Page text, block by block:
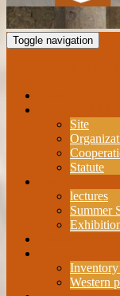
Toggle navigation
Site
Statute
lectures
Summer
Western